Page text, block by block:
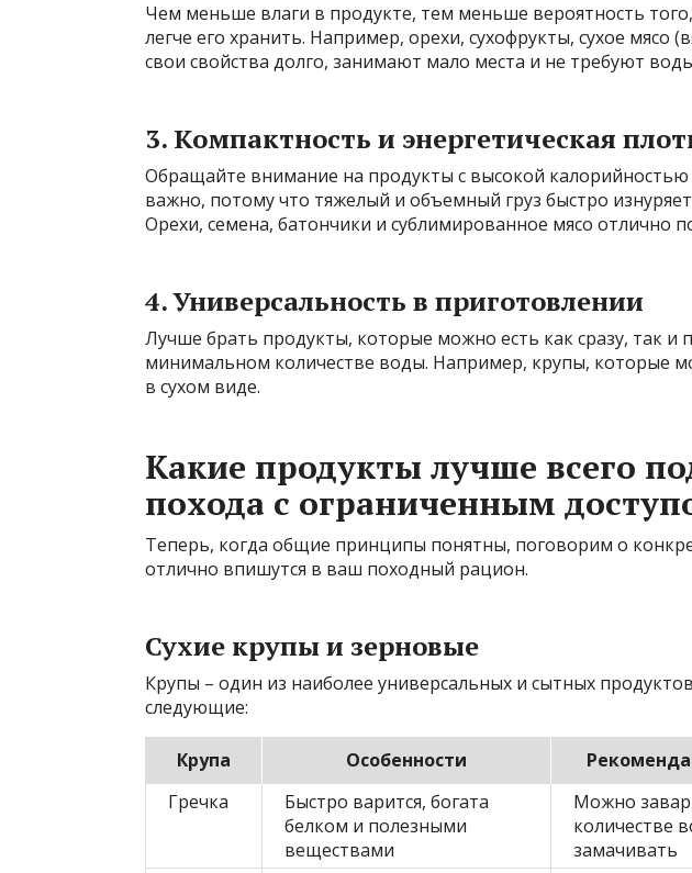
Чем меньше влаги в продукте, тем меньше вероятность
легче его хранить. Например, орехи, сухофрукты, сухое мясо
свои свойства долго, занимают мало места и не требуют
3. Компактность и энергетическая
Обращайте внимание на продукты с высокой
важно, потому что тяжелый и объемный груз быстро
Орехи, семена, батончики и сублимированное мясо отлично
4. Универсальность в приготовлении
Лучше брать продукты, которые можно есть как сразу, так и
минимальном количестве воды. Например, крупы, которые
в сухом виде.
Какие продукты лучше всего
похода с ограниченным
Теперь, когда общие принципы понятны, поговорим о
отлично впишутся в ваш походный рацион.
Сухие крупы и зерновые
Крупы – один из наиболее универсальных и сытных
следующие:
Крупа Особенности
Гречка
Быстро варится, богата
белком и полезными
веществами
Можно
количестве
замачивать